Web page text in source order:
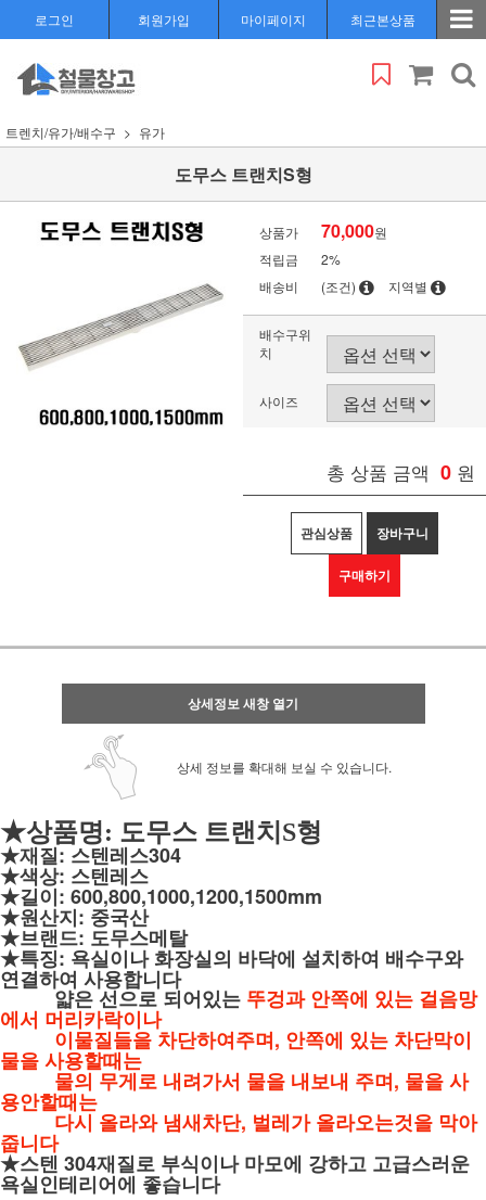
로그인 회원가입 마이페이지 최근본상품
트렌치/유가/배수구 유가
도무스 트랜치S형
상품가 70,000원
적립금
2%
배송비
(조건) 지역별
배수구위
치
사이즈
총 상품 금액 0 원
관심상품 장바구니
구매하기
상세정보 새창 열기
상세 정보를 확대해 보실 수 있습니다.
★상품명: 도무스 트랜치S형
★재질: 스텐레스304
★색상: 스텐레스
★길이: 600,800,1000,1200,1500mm
★원산지: 중국산
★브랜드: 도무스메탈
★특징: 욕실이나 화장실의 바닥에 설치하여 배수구와
연결하여 사용합니다
얇은 선으로 되어있는 뚜겅과 안쪽에 있는 걸음망
에서 머리카락이나
이물질들을 차단하여주며, 안쪽에 있는 차단막이
물을 사용할때는
물의 무게로 내려가서 물을 내보내 주며, 물을 사
용안할때는
다시 올라와 냄새차단, 벌레가올라오는것을 막아
줍니다
★스텐 304재질로 부식이나 마모에 강하고 고급스러운
욕실인테리어에 좋습니다